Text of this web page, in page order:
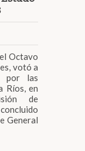
Octavo
votó a
por las
Ríos, en
de
General